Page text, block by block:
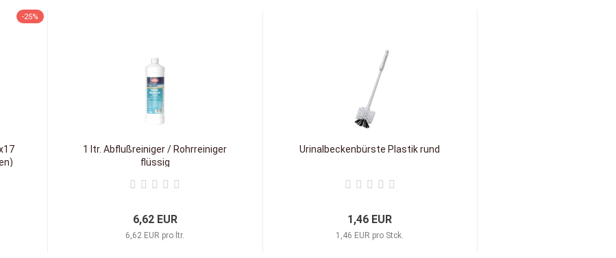
-25%
1 ltr. Abflußreiniger / Rohrreiniger
flüssig
6,62 EUR
6,62 EUR pro ltr.
Urinalbeckenbürste Plastik rund
1,46 EUR
1,46 EUR pro Stck.